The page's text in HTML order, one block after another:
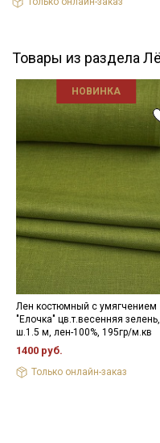
Товары из раздела
НОВИНКА
Лен костюмный с умягчением
"Елочка" цв.т.весенняя зелень,
ш.1.5 м, лен-100%, 195гр/м.кв
1400 руб.
Только онлайн-заказ